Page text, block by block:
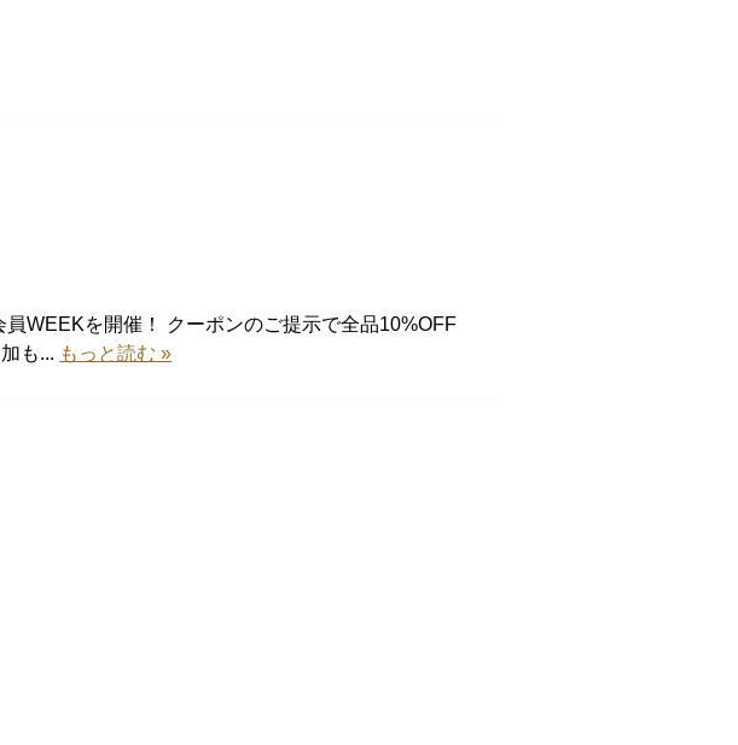
WEEKを開催！ クーポンのご提示で全品10%OFF
も... もっと読む »